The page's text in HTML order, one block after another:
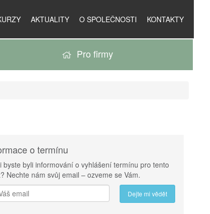
AKTUALITY O SPOLEČNOSTI KONTAKTY
Pro firmy
o termínu
byste byli informování o vyhlášení termínu pro tento
Nechte nám svůj email – ozveme se Vám.
Dejte mi vědět